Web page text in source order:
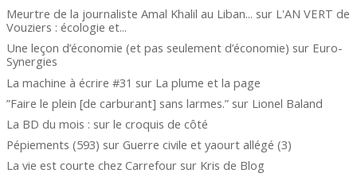
Meurtre de la journaliste Amal Khalil au Liban... sur L'AN VERT de
Vouziers : écologie et...
Une leçon d’économie (et pas seulement d’économie) sur Euro-
Synergies
La machine à écrire #31 sur La plume et la page
”Faire le plein [de carburant] sans larmes.” sur Lionel Baland
La BD du mois : surle croquis de côté
Pépiements (593) surGuerre civile et yaourt allégé (3)
La vie est courte chez Carrefour sur Kris de Blog